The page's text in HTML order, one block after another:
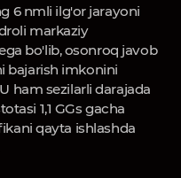
6 nmli ilg'or jarayoni
markaziy
bo'lib, osonroq javob
bajarish imkonini
ham sezilarli darajada
1,1 GGs gacha
qayta ishlashda